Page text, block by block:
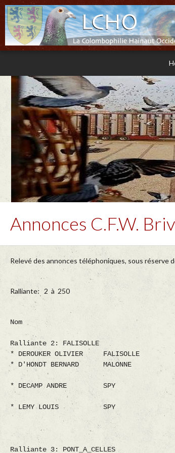
Annonces C.F.W.
Relevé des annonces téléphoniques, sous réserve
Ralliante: 2 à 250
Nom Cat Heure Dist. Vitesses Ralliante 2: FALISOLLE * DEROUKER OLIVIER FALISOLLE V 17h17m00 628236 1018.211 * D'HONDT BERNARD MALONNE Y 17h59m00 633029 960.591 Y 18h01m00 633029 957.684 * DECAMP ANDRE SPY Y 17h51m00 636973 978.454 Y 18h07m00 636973 954.983 * LEMY LOUIS SPY V 17h24m00 636858 1020.606 V 17h30m00 636858 1010.886 Y 18h08m00 636858 953.381 Ralliante 3: PONT_A_CELLES * DECOSTER NOE OBAIX V 16h58m00 633087 1058.674 V 17h10m00 633087 1037.848 V 17h13m00 633087 1032.769 V 17h13m00 633087 1032.769 V 17h16m00 633087 1027.739 Y 17h35m00 633087 996.988 * FEDRIGUCCI AVERARDO RANSART Y 17h22m00 629355 1011.825 Y 17h31m00 629355 997.394 * VERMYLEN DANIEL MARBAIS Y 17h37m00 639896 1004.547 * PREVOT CAMILLE CHATELINEAU Y 17h08m00 627424 1031.948 * HENNEBERT MICHAUX FORCHIES V 17h08m00 621241 1021.778 Y 17h22m00 621241 998.780 * DE ROECK LUC MANAGE V 16h49m00 626179 1063.123 V 17h07m00 626179 1031.597 V 17h15m00 626179 1018.178 V 17h17m00 626179 1014.877 * CORDIER ALBERT ANDERLUES V 16h53m00 617685 1041.628 * WARGNIES DIDIER CHAPELLE V 17h05m00 625345 1033.629 Ralliante 4: MONT_ST_GUIBERT * EVERAERTS JEAN_MICH. SART DAMES AVELINES V 17h46m00 640764 991.895 V 17h49m00 640764 987.310 Y 17h28m00 640764 1020.325 Y 17h28m00 640764 1020.325 * DELVEAUX LOUIS CEROUX _ MOUSTY V 17h56m00 651738 993.504 * BILLER MICHEL LIMAL Y 17h59m00 655048 994.004 Ralliante 5: GIVRY * DEPONT GERARD BAISIEUX V 17h00m00 602229 1003.715 * GONDRY WILLY ESTINNES AU MONT V 16h55m00 612475 1029.370 * DEROUX CHRISTIAN MESVIN V 17h18m00 612235 990.672 V 17h23m00 612235 982.721 * NOVAK OLIVIER LA BUISSIERE V 17h18m00 606649 981.633 * TONDEUR VANDEKERCKHO HAVRE Y 17h23m00 619394 994.212 * CAPOUILLEZ BENOIT SAINT_SYMPHORIEN V 16h54m00 614770 1034.967 V 17h23m00 614770 986.790 Y 17h15m00 614770 999.627 Y 17h34m00 614770 969.669 * MAILLEUX DENIS EUGIES V 16h50m00 606765 1028.416 * FLASSE DAVID AUDREGNIES V 16h41m00 602563 1037.114 Y 16h47m00 602563 1026.513 * DUPUIS PATRICK THIRIMONT V 17h02m00 601520 999.203 Ralliante 8: NIVELLES *